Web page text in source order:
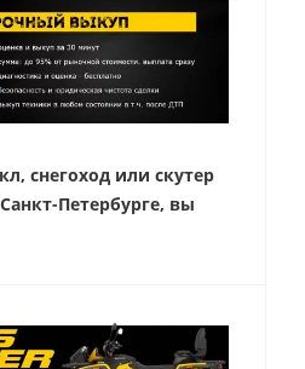
снегоход или скутер
Петербурге, вы